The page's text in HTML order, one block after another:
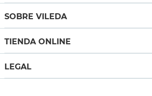
SOBRE VILEDA
TIENDA ONLINE
LEGAL